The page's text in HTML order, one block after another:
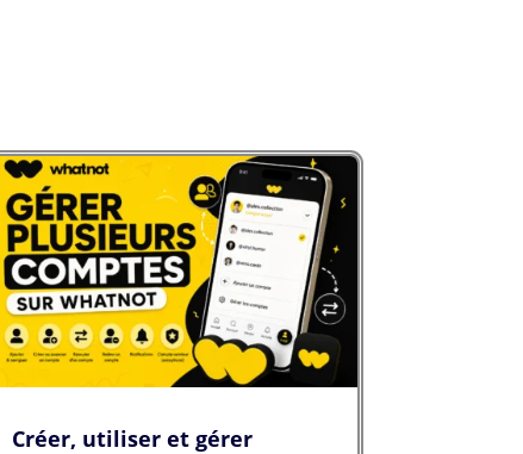
Créer, utiliser et gérer